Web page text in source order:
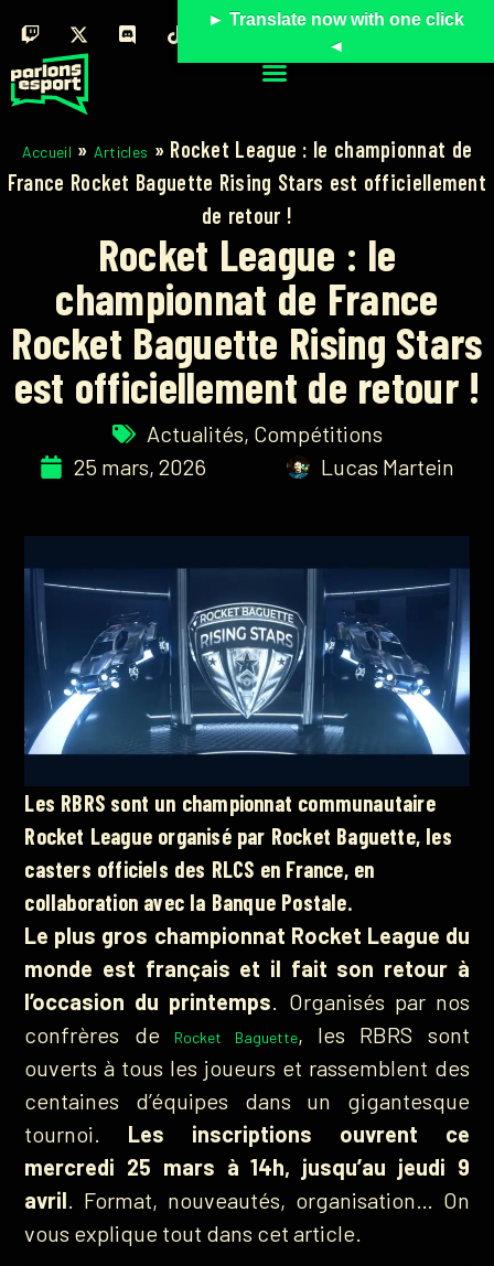
Accueil » Articles » Rocket League : le championnat de
France Rocket Baguette Rising Stars est officiellement
de retour !
Rocket League : le
championnat de France
Rocket Baguette Rising Stars
est officiellement de retour !
Actualités, Compétitions
25 mars, 2026
Lucas Martein
Les RBRS sont un championnat communautaire
Rocket League organisé par Rocket Baguette, les
casters officiels des RLCS en France, en
collaboration avec la Banque Postale.
Le plus gros championnat Rocket League du
monde est français et il fait son retour à
l’occasion du printemps . Organisés par nos
confrères de
Rocket Baguette, les RBRS sont
ouverts à tous les joueurs et rassemblent des
centaines d’équipes dans un gigantesque
tournoi. Les inscriptions ouvrent ce
mercredi 25 mars à 14h, jusqu’au jeudi 9
avril . Format, nouveautés, organisation… On
vous explique tout dans cet article.
► Translate now with one click
◄